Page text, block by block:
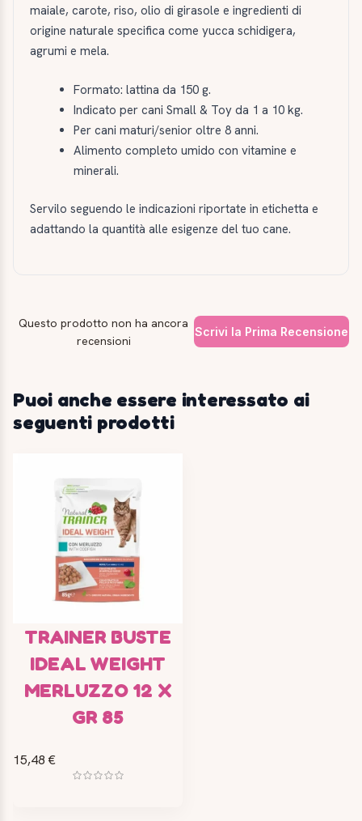
maiale, carote, riso, olio di girasole e ingredienti di
origine naturale specifica come yucca schidigera,
agrumi e mela.
Formato: lattina da 150 g.
Indicato per cani Small & Toy da 1 a 10 kg.
Per cani maturi/senior oltre 8 anni.
Alimento completo umido con vitamine e
minerali.
Servilo seguendo le indicazioni riportate in etichetta e
adattando la quantità alle esigenze del tuo cane.
Questo prodotto non ha ancora
recensioni
Scrivi la Prima Recensione
Puoi anche essere interessato ai
seguenti prodotti
TRAINER BUSTE
IDEAL WEIGHT
MERLUZZO 12 X
GR 85
15,48 €